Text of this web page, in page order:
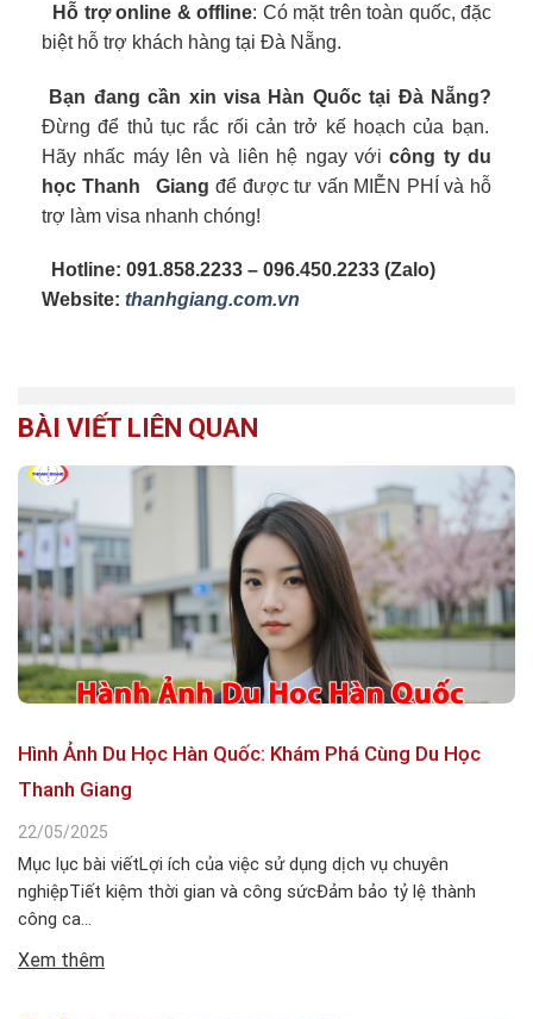
Hỗ trợ online & offline: Có mặt trên toàn quốc, đặc
biệt hỗ trợ khách hàng tại Đà Nẵng.
Bạn đang cần xin visa Hàn Quốc tại Đà Nẵng?
Đừng để thủ tục rắc rối cản trở kế hoạch của bạn.
Hãy nhấc máy lên và liên hệ ngay vớicông ty du
học Thanh Giang để được tư vấn MIỄN PHÍ và hỗ
trợ làm visa nhanh chóng!
Hotline: 091.858.2233 – 096.450.2233 (Zalo)
Website: thanhgiang.com.vn
BÀI VIẾT LIÊN QUAN
Hình Ảnh Du Học Hàn Quốc: Khám Phá Cùng Du Học
Thanh Giang
22/05/2025
Mục lục bài viếtLợi ích của việc sử dụng dịch vụ chuyên
nghiệpTiết kiệm thời gian và công sứcĐảm bảo tỷ lệ thành
công ca...
Xem thêm